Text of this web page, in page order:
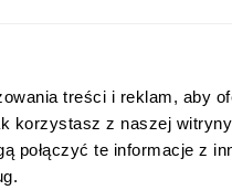
treści i reklam, aby
korzystasz z naszej
połączyć te informacje z